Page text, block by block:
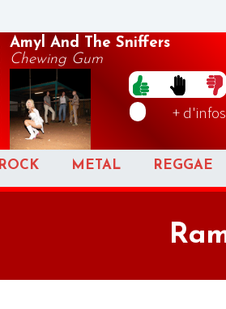
Amyl And The Sniffers
Chewing Gum
+ d'infos
ROCK METAL REGGAE